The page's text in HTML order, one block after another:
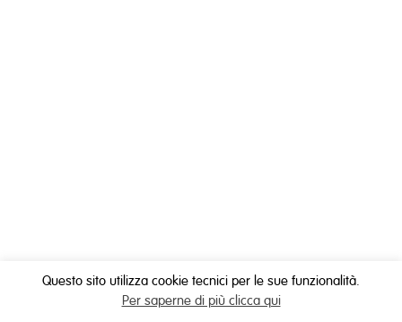
Questo sito utilizza cookie tecnici per le sue funzionalità.
Per saperne di più clicca qui